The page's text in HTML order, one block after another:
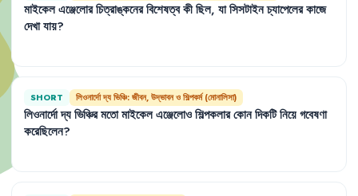
মাইকেলএঞ্জেলোরচিত্রাঙ্কনেরবিশেষত্বকীছিল, যাসিসটাইনচ্যাপেলেরকাজে
দেখাযায়?
SHORT লিওনার্দো দ্য ভিঞ্চি: জীবন, উদ্ভাবন ও শিল্পকর্ম (মোনালিসা)
লিওনার্দোদ্যভিঞ্চিরমতোমাইকেলএঞ্জেলোওশিল্পকলারকোনদিকটিনিয়েগবেষণা
করেছিলেন?